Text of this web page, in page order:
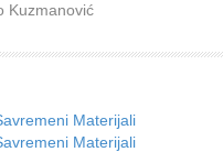
Kuzmanović
Materijali
Materijali